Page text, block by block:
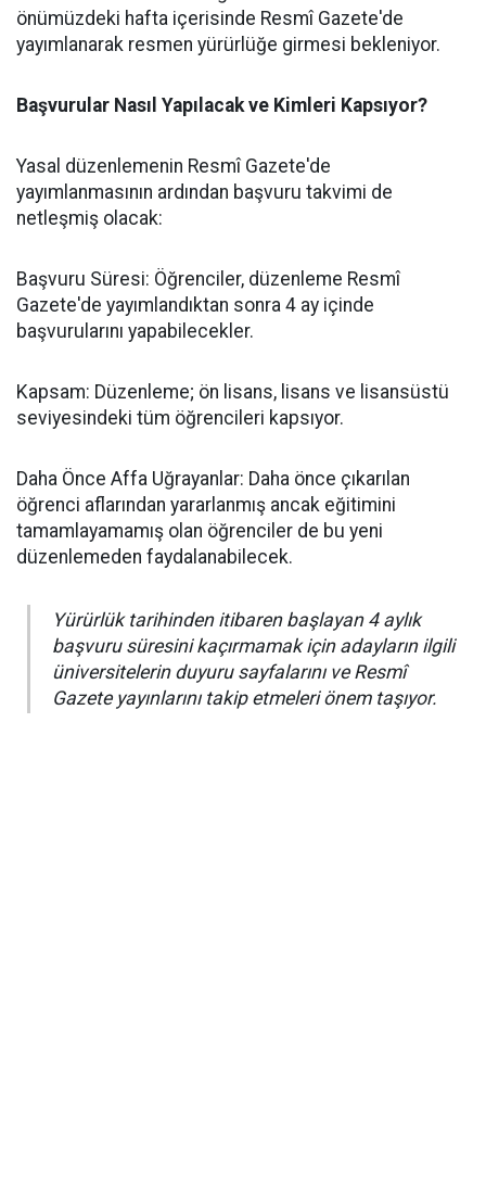
önümüzdeki hafta içerisinde Resmî Gazete'de
yayımlanarak resmen yürürlüğe girmesi bekleniyor.
​Başvurular Nasıl Yapılacak ve Kimleri Kapsıyor?
​Yasal düzenlemenin Resmî Gazete'de
yayımlanmasının ardından başvuru takvimi de
netleşmiş olacak:
​Başvuru Süresi: Öğrenciler, düzenleme Resmî
Gazete'de yayımlandıktan sonra 4 ay içinde
başvurularını yapabilecekler.
​Kapsam: Düzenleme; ön lisans, lisans ve lisansüstü
seviyesindeki tüm öğrencileri kapsıyor.
​Daha Önce Affa Uğrayanlar: Daha önce çıkarılan
öğrenci aflarından yararlanmış ancak eğitimini
tamamlayamamış olan öğrenciler de bu yeni
düzenlemeden faydalanabilecek.
Yürürlük tarihinden itibaren başlayan 4 aylık
başvuru süresini kaçırmamak için adayların ilgili
üniversitelerin duyuru sayfalarını ve Resmî
Gazete yayınlarını takip etmeleri önem taşıyor.